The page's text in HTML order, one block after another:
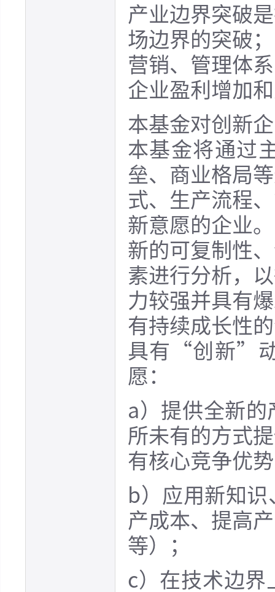
产业边界突破
场边界的突破
营销、管理体
企业盈利增加
本基金对创新
本基金将通过
垒、商业格局
式、生产流程
新意愿的企业
新的可复制性
素进行分析，
力较强并具有
有持续成长性
具有“创新”动
愿：
a）提供全新的
所未有的方式
有核心竞争优
b）应用新知
产成本、提高
等）；
c）在技术边界